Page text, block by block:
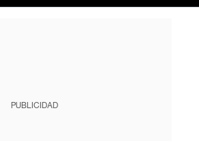
PUBLICIDAD